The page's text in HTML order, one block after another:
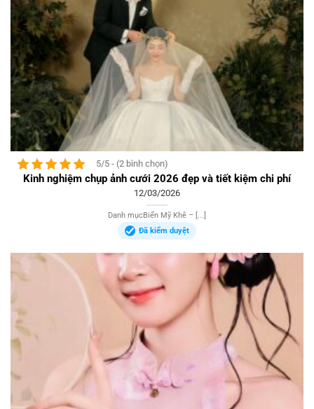
5/5 - (2 bình chọn)
Kinh nghiệm chụp ảnh cưới 2026 đẹp và tiết kiệm chi phí
12/03/2026
Danh mụcBiển Mỹ Khê – [...]
Đã kiểm duyệt